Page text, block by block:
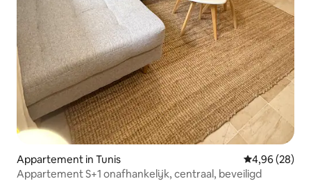
Appartement in Tunis Gemiddelde
4,96 (28)
Appartement S+1 onafhankelijk, centraal, beveiligd